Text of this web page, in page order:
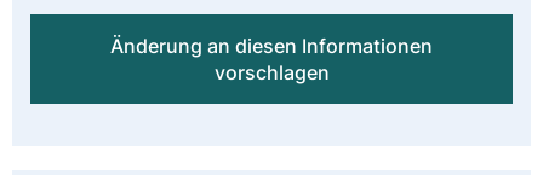
Änderung an diesen Informationen
vorschlagen